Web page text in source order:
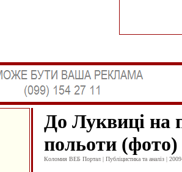
До Луквиці на
польоти (фото)
Коломия ВЕБ Портал | Публіцистика та аналіз |